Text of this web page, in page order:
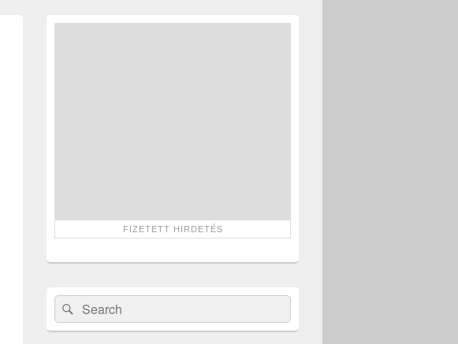
Primary
Search
for:
Search